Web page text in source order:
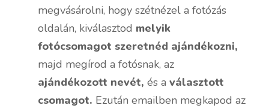
megvásárolni, hogy szétnézel a fotózás
oldalán, kiválasztod melyik
fotócsomagot szeretnéd ajándékozni,
majd megírod a fotósnak, az
ajándékozott nevét, és aválasztott
csomagot. Ezután emailben megkapod az